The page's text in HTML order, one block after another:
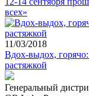
всех»
11/03/2018
Вдох-выдох,
растяжкой
Генеральный